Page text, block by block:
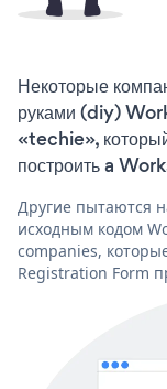
Некоторые
руками (diy)
«techie»,
построить a
Другие пытаются
исходным кодом
companies,
Registration Form